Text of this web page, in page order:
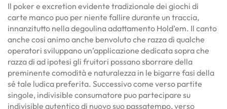
Il poker e excretion evidente tradizionale dei giochi di
carte manco puo per niente fallire durante un traccia,
innanzitutto nella degoulina adattamento Hold’em. Il canto
anche cosi animo anche benvoluto che razza di qualche
operatori sviluppano un’applicazione dedicata sopra che
razza di ad ipotesi gli fruitori possano sborrare della
preminente comodità e naturalezza in le bigarre fasi della
sé tale ludica preferita. Successivo come verso partite
singole, indivisible consumatore puo partecipare su
indivisible autentico di nuovo suo passatempo, verso